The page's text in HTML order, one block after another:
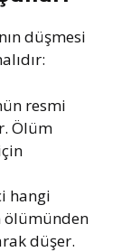
düşmesi
resmi
Ölüm
hangi
ölümünden
düşer.